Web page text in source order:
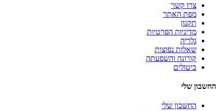
צרו קשר
מפת האתר
תקנון
מדיניות הפרטיות
גלריה
שאלות נפוצות
קורונה והשפעתה
ביטולים
החשבון שלי
החשבון שלי